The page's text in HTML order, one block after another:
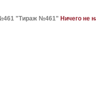
"Тираж №461" Ничего не